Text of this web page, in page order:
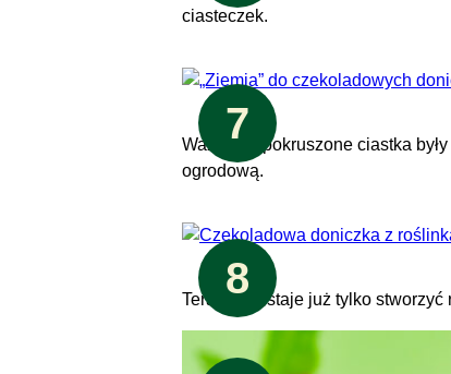
ciasteczek.
7
Ważne by pokruszone ciastka
ogrodową.
8
Teraz pozostaje już tylko